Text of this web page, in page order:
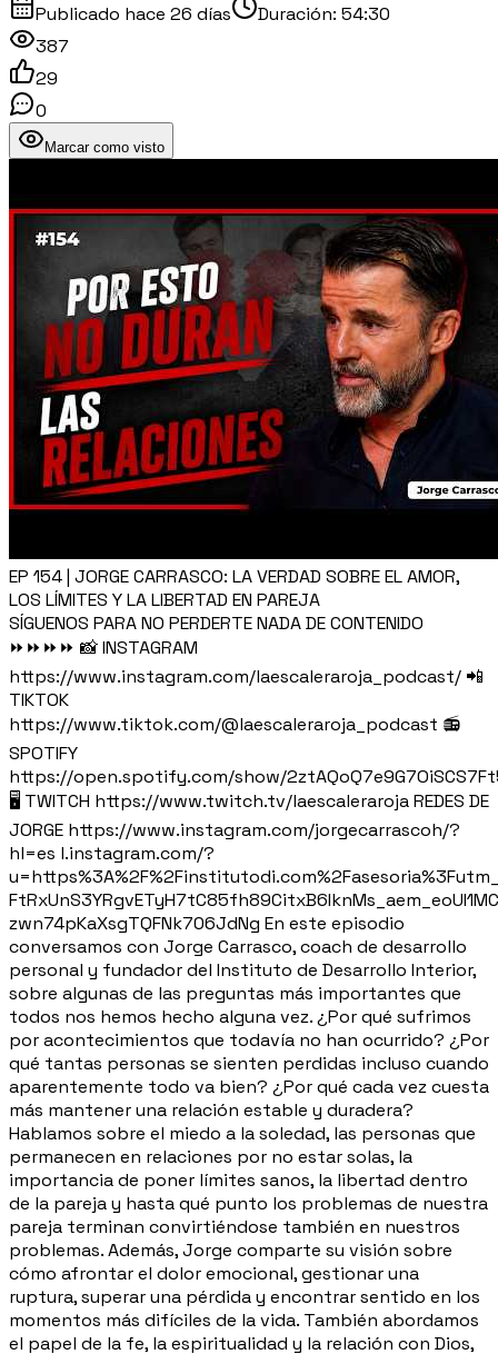
Publicado hace 26 días Duración: 54:30
387
29
0
Marcar como visto
EP 154 | JORGE CARRASCO: LA VERDAD SOBRE EL AMOR,
LOS LÍMITES Y LA LIBERTAD EN PAREJA
SÍGUENOS PARA NO PERDERTE NADA DE CONTENIDO
⏩⏩⏩⏩ 📸 INSTAGRAM
https://www.instagram.com/laescaleraroja_podcast/ 📲
TIKTOK
https://www.tiktok.com/@laescaleraroja_podcast 📻
SPOTIFY
https://open.spotify.com/show/
🖥️ TWITCH https://www.twitch.tv/laescaleraroja REDES DE
JORGE https://www.instagram.com/jorgecarrascoh/?
hl=es l.instagram.com/?
zwn74pKaXsgTQFNk706JdNg En este episodio
conversamos con Jorge Carrasco, coach de desarrollo
personal y fundador del Instituto de Desarrollo Interior,
sobre algunas de las preguntas más importantes que
todos nos hemos hecho alguna vez. ¿Por qué sufrimos
por acontecimientos que todavía no han ocurrido? ¿Por
qué tantas personas se sienten perdidas incluso cuando
aparentemente todo va bien? ¿Por qué cada vez cuesta
más mantener una relación estable y duradera?
Hablamos sobre el miedo a la soledad, las personas que
permanecen en relaciones por no estar solas, la
importancia de poner límites sanos, la libertad dentro
de la pareja y hasta qué punto los problemas de nuestra
pareja terminan convirtiéndose también en nuestros
problemas. Además, Jorge comparte su visión sobre
cómo afrontar el dolor emocional, gestionar una
ruptura, superar una pérdida y encontrar sentido en los
momentos más difíciles de la vida. También abordamos
el papel de la fe, la espiritualidad y la relación con Dios,